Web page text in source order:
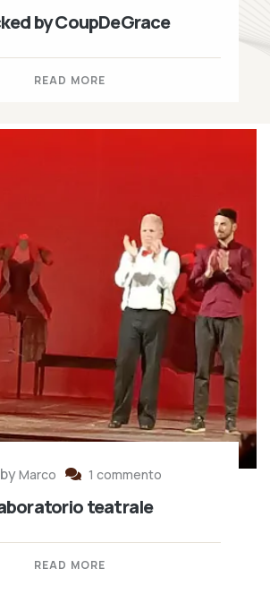
by CoupDeGrace
READ MORE
byMarco 1 commento
teatrale
READ MORE